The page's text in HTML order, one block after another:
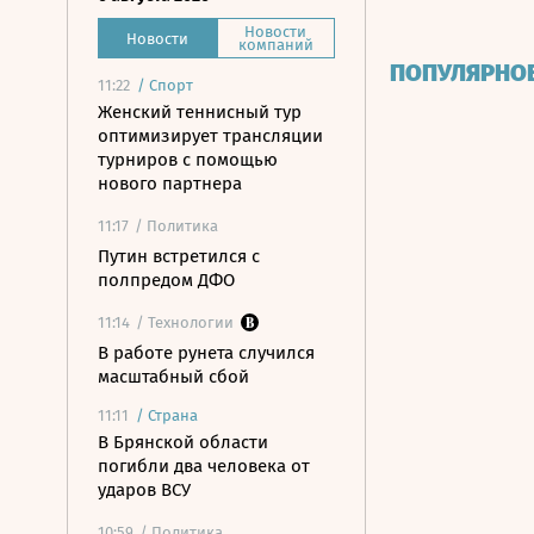
Новости Новости
компаний
11:22 / Спорт
Женский теннисный тур
оптимизирует трансляции
турниров с помощью
нового партнера
11:17 / Политика
Путин встретился с
полпредом ДФО
11:14 / Технологии
В работе рунета случился
масштабный сбой
11:11 / Страна
В Брянской области
погибли два человека от
ударов ВСУ